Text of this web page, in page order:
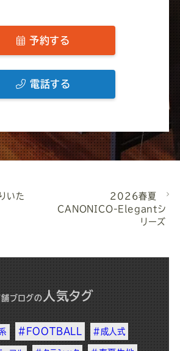
予約する
電話する
いた
2026春夏
CANONICO-Elegantシ
リーズ
ブログの 人気タグ
#FOOTBALL #成人式